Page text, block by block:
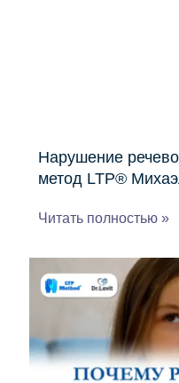
Нарушение
метод LTP®
Читать полностью »